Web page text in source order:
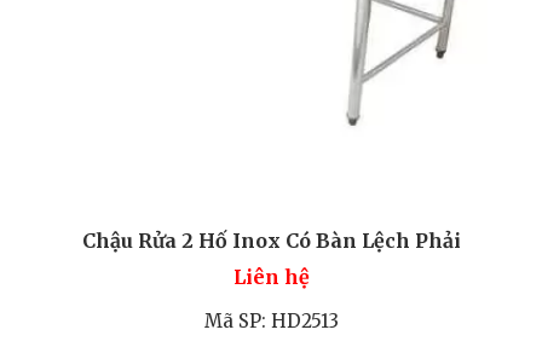
Chậu Rửa 2 Hố Inox Có Bàn Lệch Phải
Liên hệ
Mã SP: HD2513